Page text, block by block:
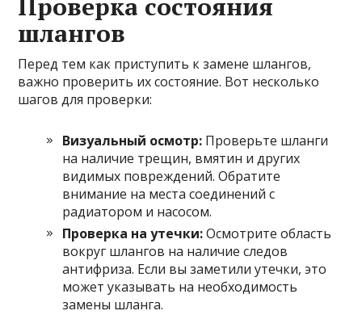
Проверка состояния
шлангов
Перед тем как приступить к замене шлангов,
важно проверить их состояние. Вот несколько
шагов для проверки:
Визуальный осмотр: Проверьте шланги
на наличие трещин, вмятин и других
видимых повреждений. Обратите
внимание на места соединений с
радиатором и насосом.
Проверка на утечки:Осмотрите область
вокруг шлангов на наличие следов
антифриза. Если вы заметили утечки, это
может указывать на необходимость
замены шланга.